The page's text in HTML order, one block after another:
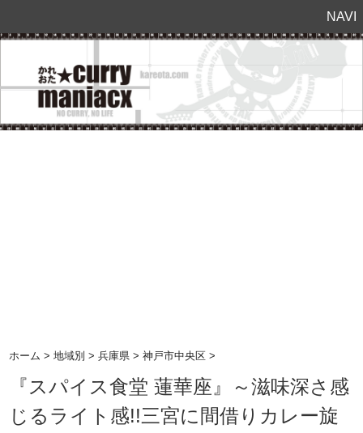
NAVI
ホーム >地域別 >兵庫県 >神戸市中央区 >
『スパイス食堂 蓮華座』～滋味深さ感
じるライト感!!三宮に間借りカレー旋